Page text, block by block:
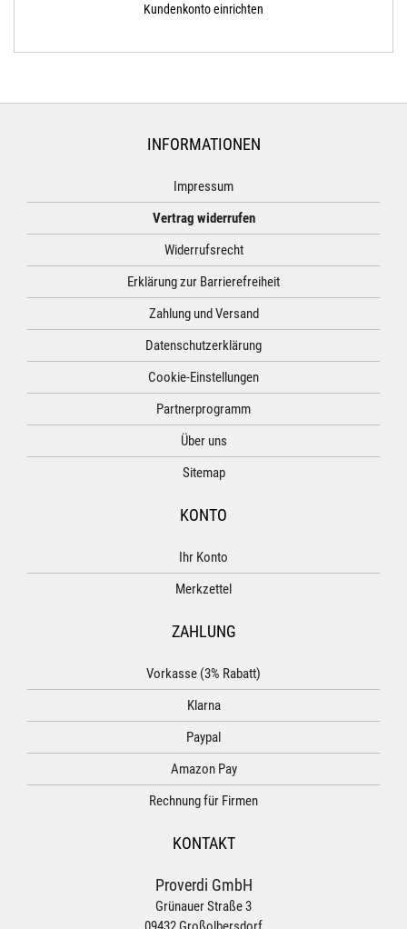
Kundenkonto einrichten
INFORMATIONEN
Impressum
Vertrag widerrufen
Widerrufsrecht
Erklärung zur Barrierefreiheit
Zahlung und Versand
Datenschutzerklärung
Cookie-Einstellungen
Partnerprogramm
Über uns
Sitemap
KONTO
Ihr Konto
Merkzettel
ZAHLUNG
Vorkasse (3% Rabatt)
Klarna
Paypal
Amazon Pay
Rechnung für Firmen
KONTAKT
Proverdi GmbH
Grünauer Straße 3